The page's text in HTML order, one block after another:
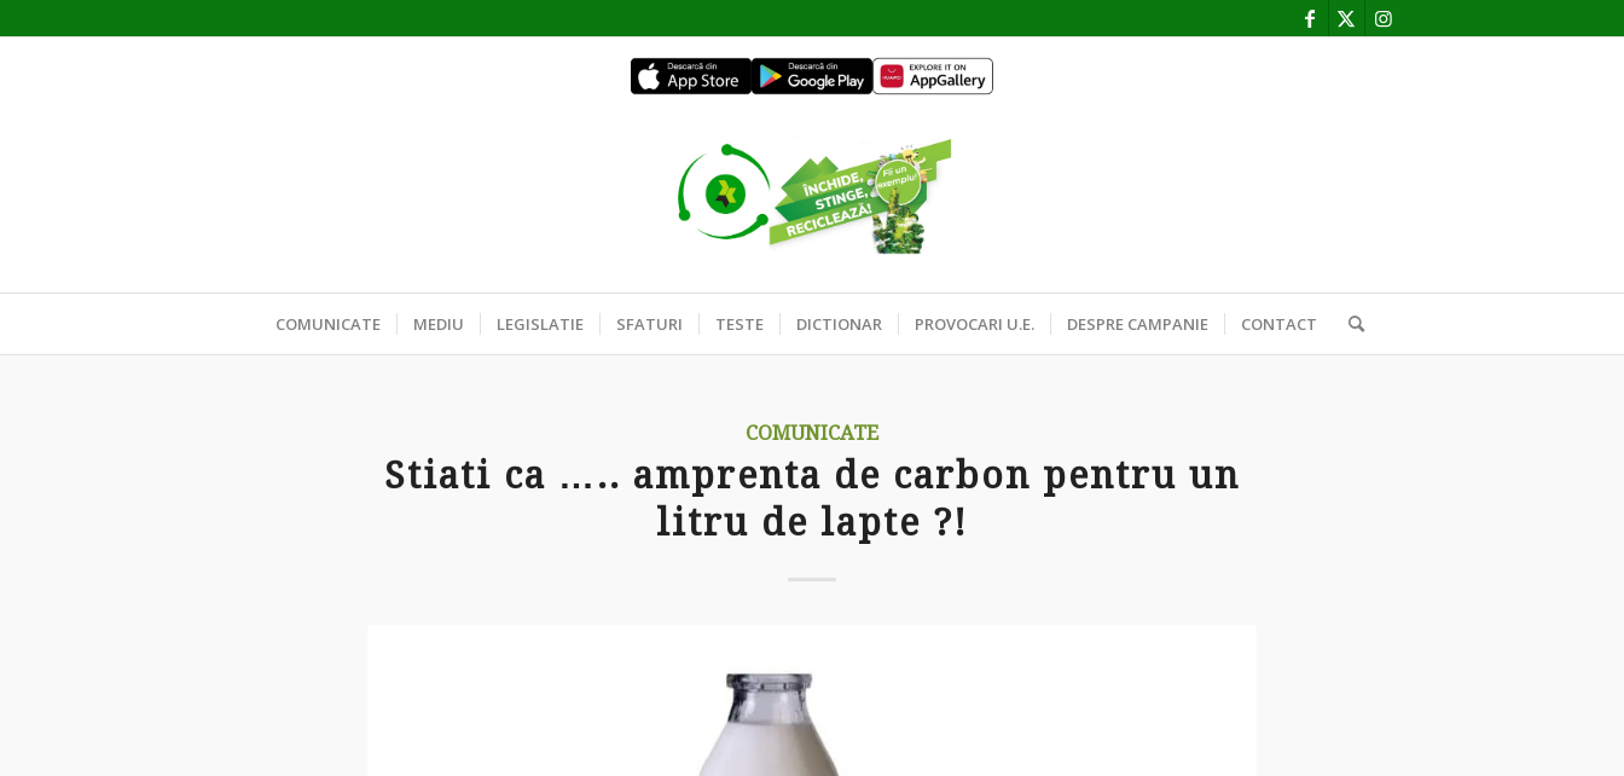
COMUNICATE MEDIU LEGISLATIE SFATURI TESTE DICTIONAR PROVOCARI U.E. DESPRE CAMPANIE CONTACT
COMUNICATE
Stiati ca ….. amprenta de carbon pentru un
litru de lapte ?!